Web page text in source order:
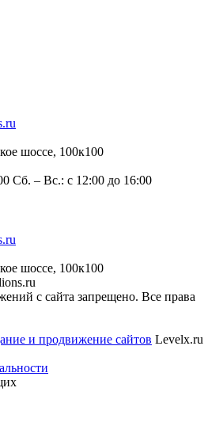
шоссе, 100к100
Сб. – Вс.: с 12:00 до 16:00
шоссе, 100к100
с сайта запрещено. Все права
и продвижение сайтов Levelx.ru